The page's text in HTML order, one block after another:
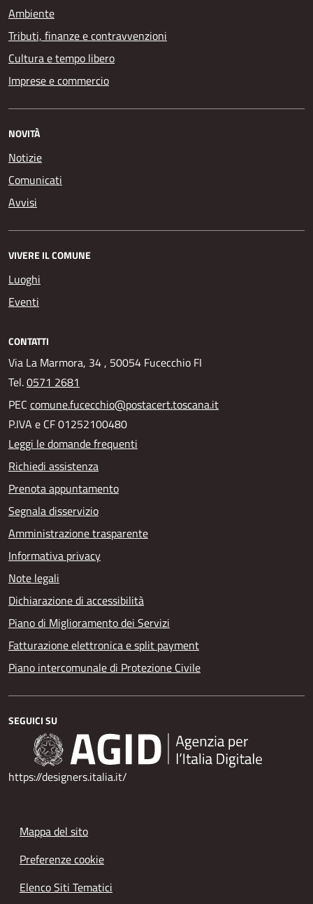
Ambiente
Tributi, finanze e contravvenzioni
Cultura e tempo libero
Imprese e commercio
NOVITÀ
Notizie
Comunicati
Avvisi
VIVERE IL COMUNE
Luoghi
Eventi
CONTATTI
Via La Marmora, 34 , 50054 Fucecchio FI
Tel.0571 2681
PEC comune.fucecchio@postacert.toscana.it
P.IVA e CF 01252100480
Leggi le domande frequenti
Richiedi assistenza
Prenota appuntamento
Segnala disservizio
Amministrazione trasparente
Informativa privacy
Note legali
Dichiarazione di accessibilità
Piano di Miglioramento dei Servizi
Fatturazione elettronica e split payment
Piano intercomunale di Protezione Civile
SEGUICI SU
https://designers.italia.it/
Mappa del sito
Preferenze cookie
Elenco Siti Tematici